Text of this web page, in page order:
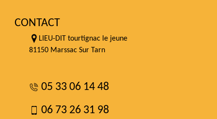
CONTACT
LIEU-DIT tourtignac le jeune
81150 Marssac Sur Tarn
05 33 06 14 48
06 73 26 31 98